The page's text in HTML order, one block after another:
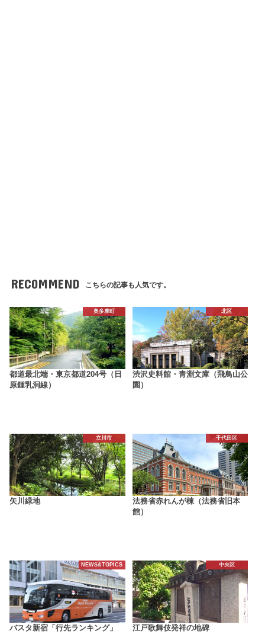
RECOMMEND こちらの記事も人気です。
奥多摩町
都道最北端・東京都道204号（日
原鍾乳洞線）
北区
渋沢史料館・青淵文庫（飛鳥山公
園）
立川市
矢川緑地
千代田区
法務省赤れんが棟（法務省旧本
館）
NEWS&TOPICS
バスタ新宿「行先ランキング」
中央区
江戸歌舞伎発祥の地碑